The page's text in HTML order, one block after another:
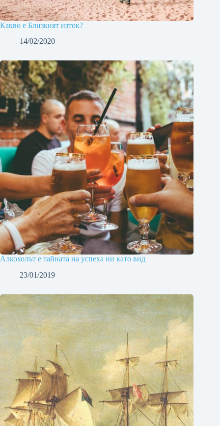
Какво е Близкият изток?
14/02/2020
Алкохолът е тайната на успеха ни като вид
23/01/2019